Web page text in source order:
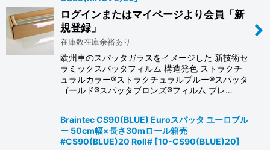
ログインまたはマイページより会員「新
規登録」
在庫数在庫余裕あり
欧州車のスパッタガラスをイメージした 新技術セ
ラミックスパッタフィルム 構造発色 ストラクチ
ュラルカラー®ストラクチュラルブルー®スパッタ
ゴールド®スパッタブロンズ®フィルム ブレ…
Braintec CS90(BLUE) Euroスパッタ ユーロブル
ー 50cm幅×長さ30mロール箱売
#CS90(BLUE)20 Roll# [10-CS90(BLUE)20]